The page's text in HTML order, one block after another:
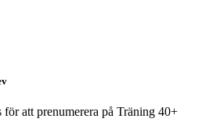
för att prenumerera på Träning 40+